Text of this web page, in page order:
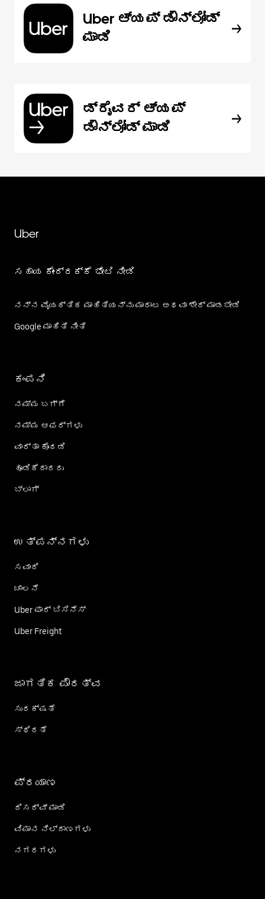
Uber ಆ್ಯಪ್‍ ಡೌನ್‌ಲೋಡ್
ಮಾಡಿ
ಡ್ರೈವರ್ ಆ್ಯಪ್
ಡೌನ್‌ಲೋಡ್ ಮಾಡಿ
Uber
ಸಹಾಯ ಕೇಂದ್ರಕ್ಕೆ ಭೇಟಿ ನೀಡಿ
ನನ್ನ ವೈಯಕ್ತಿಕ ಮಾಹಿತಿಯನ್ನು ಮಾರಾಟ ಅಥವಾ ಶೇರ್‌ ಮಾಡಬೇಡಿ
Google ಮಾಹಿತಿ ನೀತಿ
ಕಂಪನಿ
ನಮ್ಮ ಬಗ್ಗೆ
ನಮ್ಮ ಆಫರ್‌ಗಳು
ವಾರ್ತಾ ಕೊಠಡಿ
ಹೂಡಿಕೆದಾರರು
ಬ್ಲಾಗ್
ಉತ್ಪನ್ನಗಳು
ಸವಾರಿ
ಚಾಲನೆ
Uber ಫಾರ್ ಬಿಸಿನೆಸ್
Uber Freight
ಜಾಗತಿಕ ಪೌರತ್ವ
ಸುರಕ್ಷತೆ
ಸ್ಥಿರತೆ
ಪ್ರಯಾಣ
ರಿಸರ್ವ್ ಮಾಡಿ
ವಿಮಾನ ನಿಲ್ದಾಣಗಳು
ನಗರಗಳು